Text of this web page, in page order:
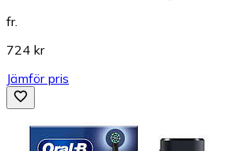
fr.
724 kr
Jämför pris